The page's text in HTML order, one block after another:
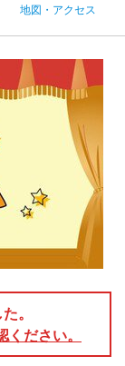
地図・アクセス
。
ださい。